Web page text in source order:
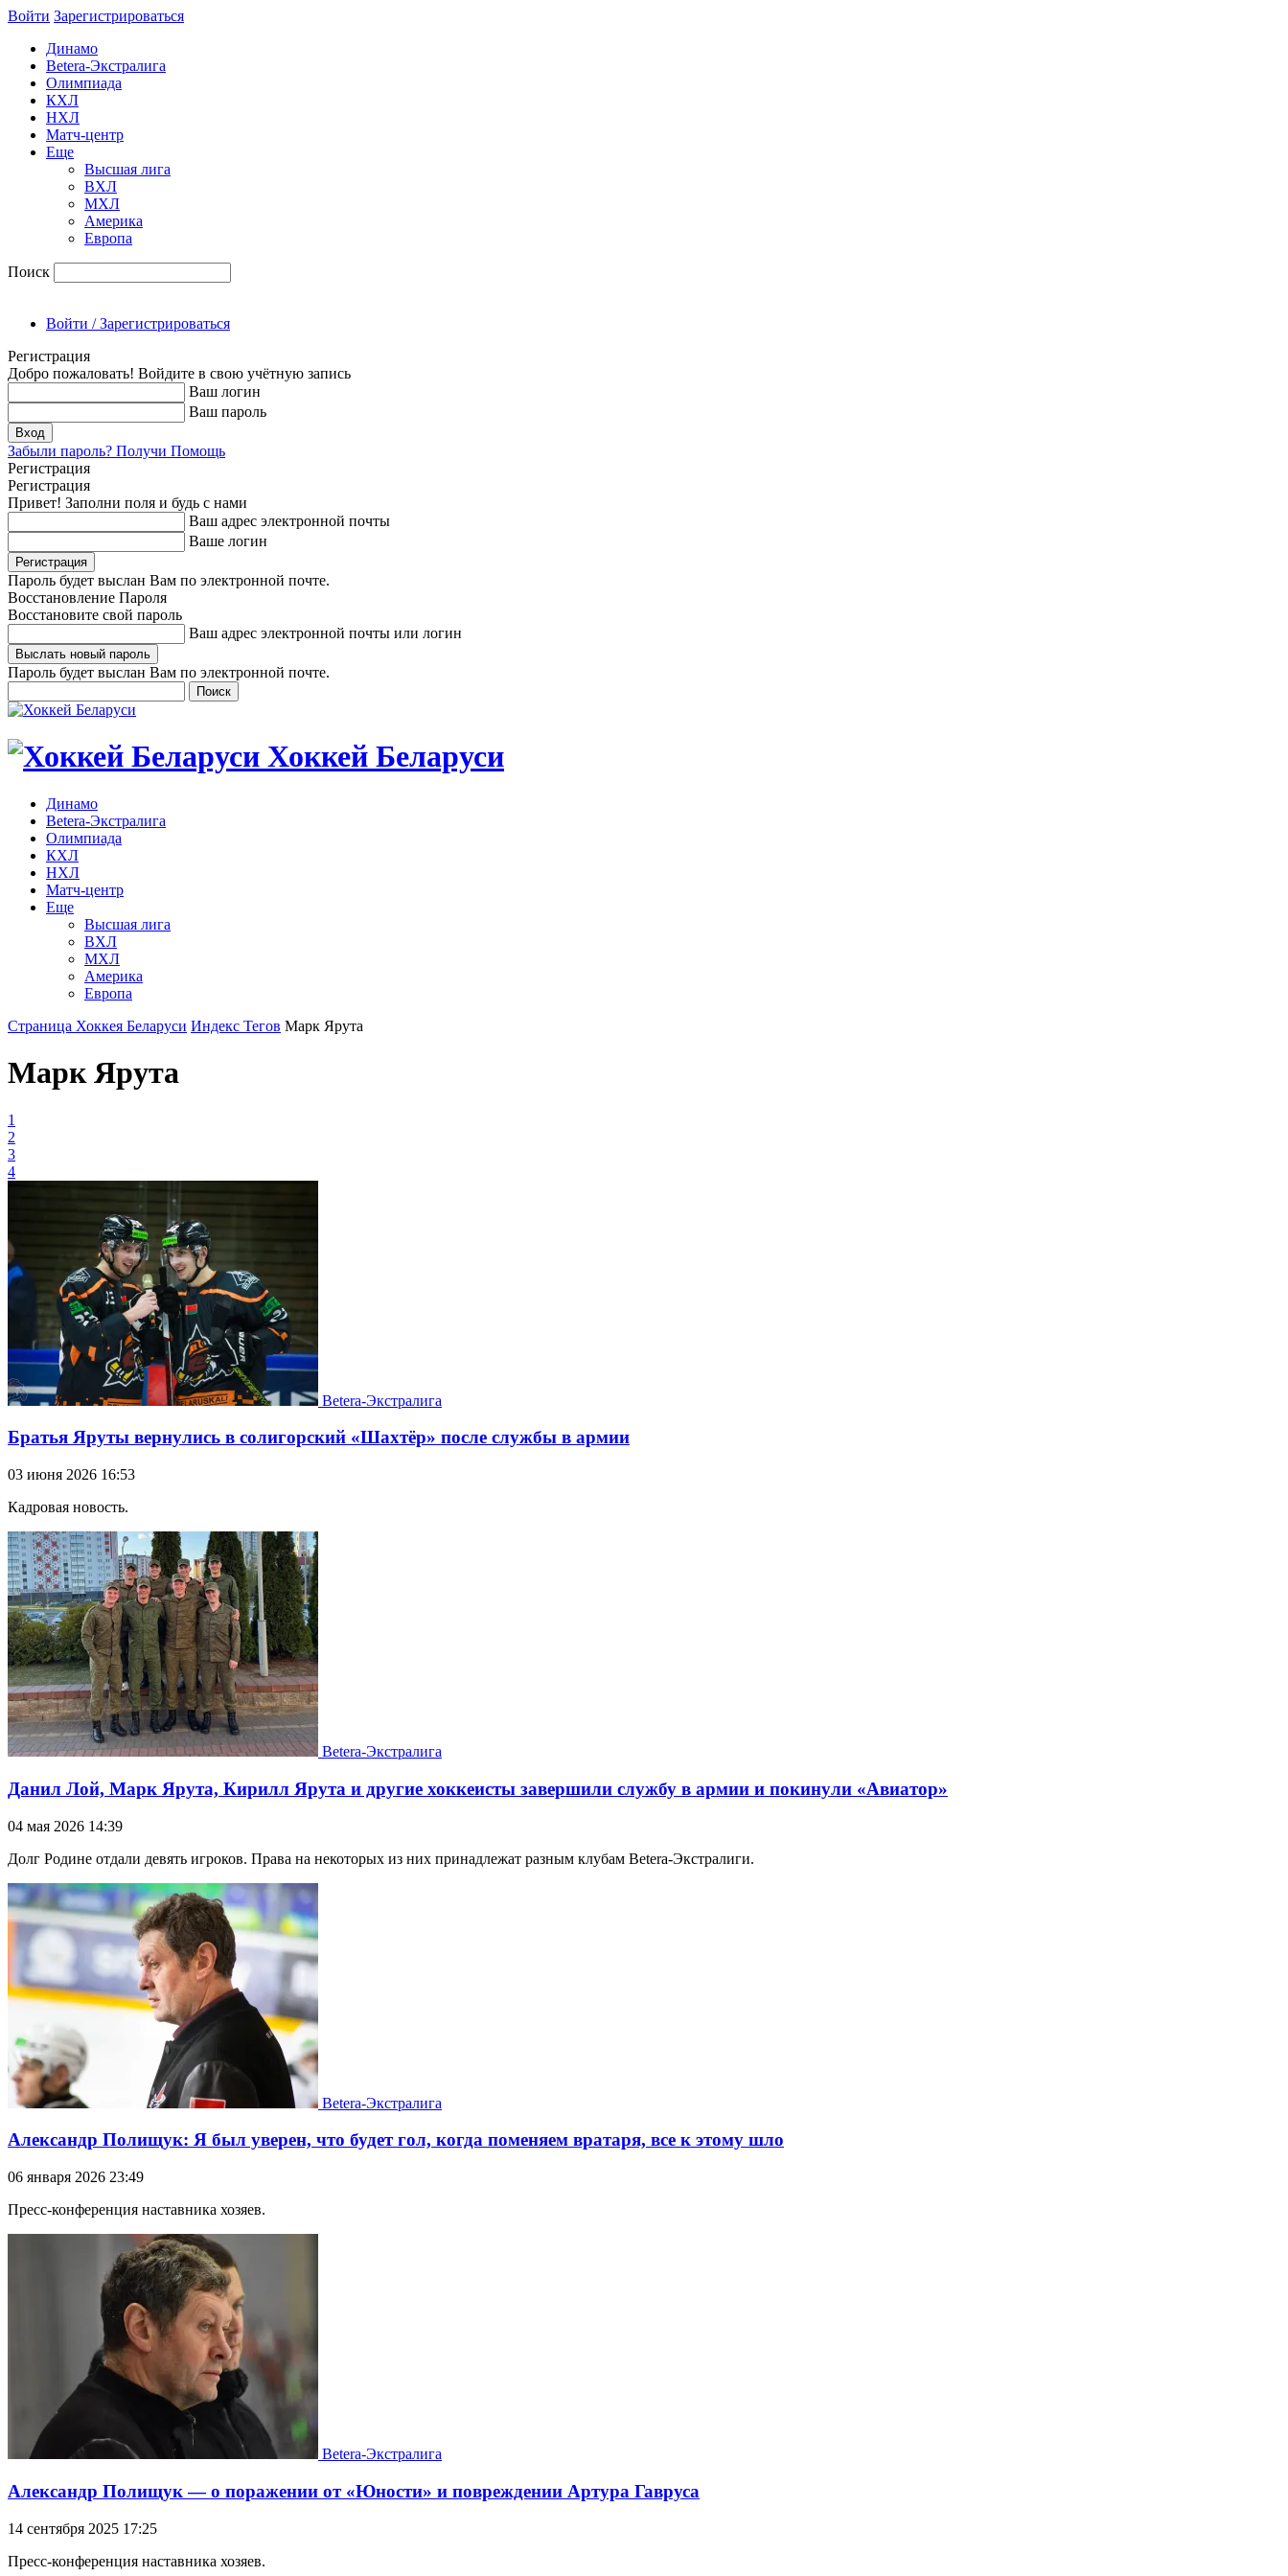
Войти Зарегиcтрироваться
Динамо
Betera-Экстралига
Олимпиада
КХЛ
НХЛ
Матч-центр
Еще
Высшая лига
ВХЛ
МХЛ
Америка
Европа
Поиск
Войти / Зарегистрироваться
Регистрация
Добро пожаловать! Войдите в свою учётную запись
Ваш логин
Ваш пароль
Забыли пароль? Получи Помощь
Регистрация
Регистрация
Привет! Заполни поля и будь с нами
Ваш адрес электронной почты
Ваше логин
Пароль будет выслан Вам по электронной почте.
Восстановление Пароля
Восстановите свой пароль
Ваш адрес электронной почты или логин
Пароль будет выслан Вам по электронной почте.
Хоккей Беларуси
Динамо
Betera-Экстралига
Олимпиада
КХЛ
НХЛ
Матч-центр
Еще
Высшая лига
ВХЛ
МХЛ
Америка
Европа
Страница Хоккея Беларуси Индекс Тегов Марк Ярута
Марк Ярута
1
2
3
4
Betera-Экстралига
Братья Яруты вернулись в солигорский «Шахтёр» после службы в армии
03 июня 2026 16:53
Кадровая новость.
Betera-Экстралига
Данил Лой, Марк Ярута, Кирилл Ярута и другие хоккеисты завершили службу в армии и покинули «Авиатор»
04 мая 2026 14:39
Долг Родине отдали девять игроков. Права на некоторых из них принадлежат разным клубам Betera-Экстралиги.
Betera-Экстралига
Александр Полищук: Я был уверен, что будет гол, когда поменяем вратаря, все к этому шло
06 января 2026 23:49
Пресс-конференция наставника хозяев.
Betera-Экстралига
Александр Полищук — о поражении от «Юности» и повреждении Артура Гавруса
14 сентября 2025 17:25
Пресс-конференция наставника хозяев.